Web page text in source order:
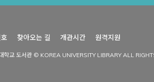
찾아오는 길 개관시간 원격지원
학교 도서관 © KOREA UNIVERSITY LIBRARY ALL